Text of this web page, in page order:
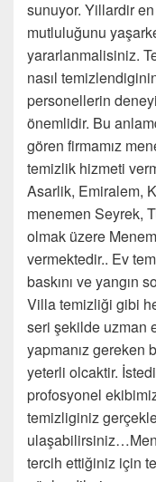
sunuyor. Yillardir
mutluluğunu
yararlanmalisiniz.
nasıl
personellerin
önemlidir. Bu
gören firmamız
temizlik hizmeti
Asarlik, Emiralem,
menemen Seyrek,
olmak üzere
vermektedir.. Ev
baskını ve yangın
Villa temizliği gibi
seri şekilde uzman
yapmanız gereken
yeterli olcaktir.
profosyonel
temizliginiz
tercih ettiğiniz için